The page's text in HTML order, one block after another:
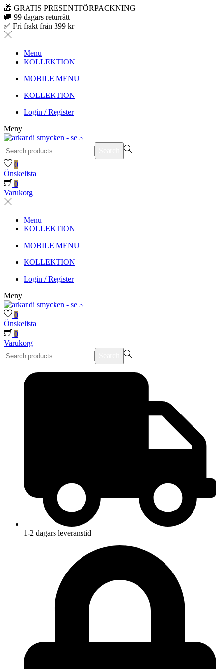
🎁 GRATIS PRESENTFÖRPACKNING
🚚 99 dagars returrätt
✅ Fri frakt från 399 kr
Menu
KOLLEKTION
MOBILE MENU
KOLLEKTION
Login / Register
Meny
Search
for:>
0
Önskelista
0
Varukorg
Menu
KOLLEKTION
MOBILE MENU
KOLLEKTION
Login / Register
Meny
0
Önskelista
0
Varukorg
Search
for:>
1-2 dagars leveranstid